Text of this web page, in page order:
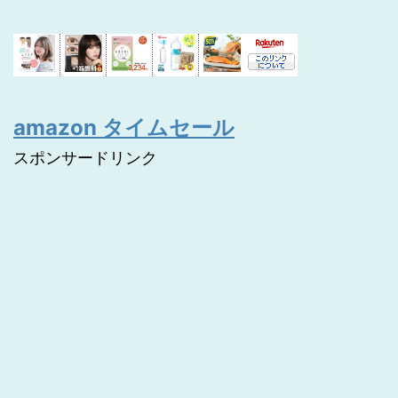
amazon タイムセール
スポンサードリンク